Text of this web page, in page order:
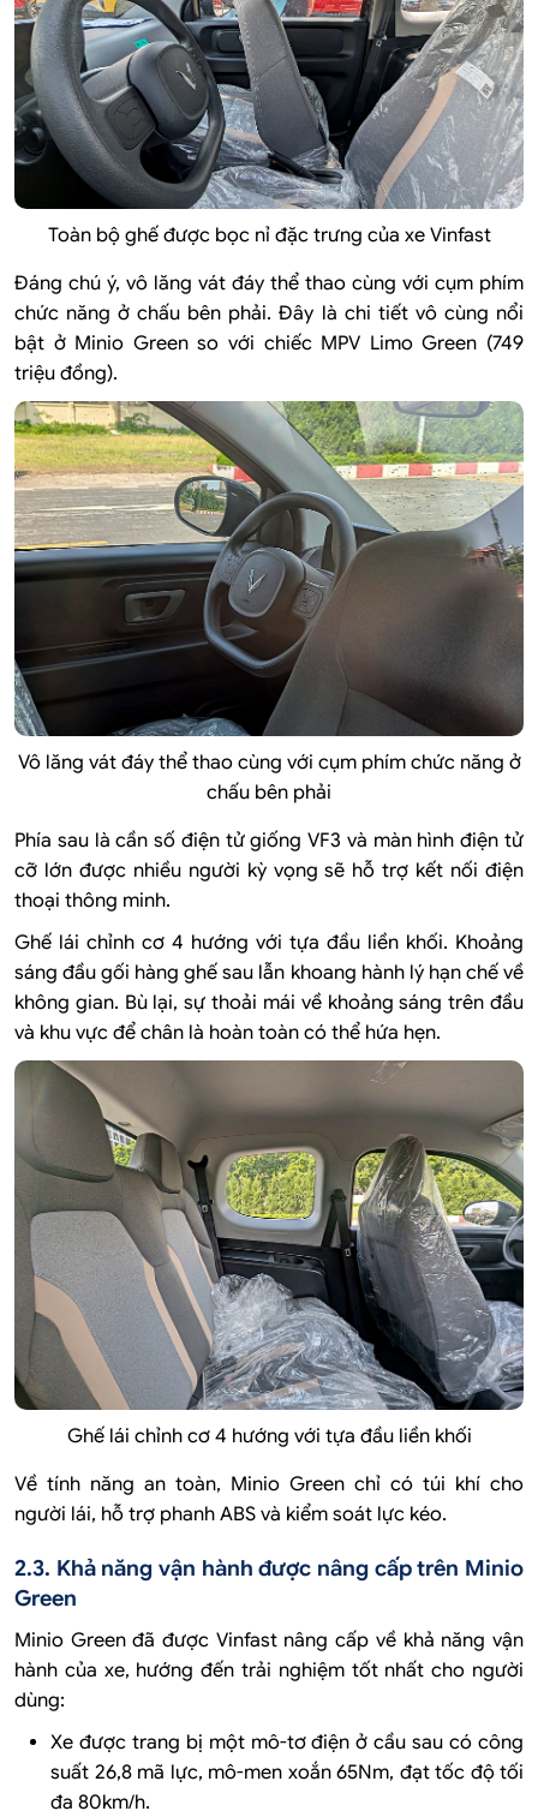
Toàn bộ ghế được bọc nỉ đặc trưng của xe Vinfast
Đáng chú ý, vô lăng vát đáy thể thao cùng với cụm phím
chức năng ở chấu bên phải. Đây là chi tiết vô cùng nổi
bật ở Minio Green so với chiếc MPV Limo Green (749
triệu đồng).
Vô lăng vát đáy thể thao cùng với cụm phím chức năng ở
chấu bên phải
Phía sau là cần số điện tử giống VF3 và màn hình điện tử
cỡ lớn được nhiều người kỳ vọng sẽ hỗ trợ kết nối điện
thoại thông minh.
Ghế lái chỉnh cơ 4 hướng với tựa đầu liền khối. Khoảng
sáng đầu gối hàng ghế sau lẫn khoang hành lý hạn chế về
không gian. Bù lại, sự thoải mái về khoảng sáng trên đầu
và khu vực để chân là hoàn toàn có thể hứa hẹn.
Ghế lái chỉnh cơ 4 hướng với tựa đầu liền khối
Về tính năng an toàn, Minio Green chỉ có túi khí cho
người lái, hỗ trợ phanh ABS và kiểm soát lực kéo.
2.3. Khả năng vận hành được nâng cấp trên Minio
Green
Minio Green đã được Vinfast nâng cấp về khả năng vận
hành của xe, hướng đến trải nghiệm tốt nhất cho người
dùng:
Xe được trang bị một mô-tơ điện ở cầu sau có công
suất 26,8 mã lực, mô-men xoắn 65Nm, đạt tốc độ tối
đa 80km/h.